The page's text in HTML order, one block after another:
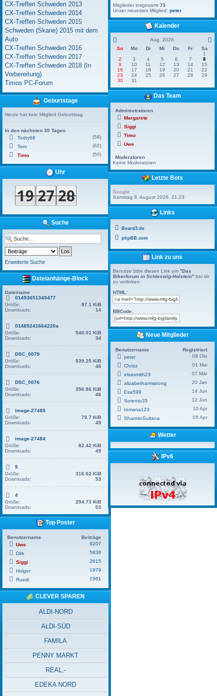
CX-Treffen Schweden 2013
CX-Treffen Schweden 2014
CX-Treffen Schweden 2015
Schweden (Skane) 2015 mit dem
Auto
CX-Treffen Schweden 2016
CX-Treffen Schweden 2017
CX-Treffen Schweden 2018 (In
Vorbereitung)
Timos PC-Forum
Geburtstage
Heute hat kein Mitglied Geburtstag
In den nächsten 30 Tagen
Todty68
(58)
Tom
(62)
Timo
(50)
Uhr
Suche
Erweiterte Suche
Dateianhänge-Block
Dateiname
01493651349477
Größe:
97.1 KiB
Downloads:
14
01489241664220a
Größe:
540.01 KiB
Downloads:
34
DSC_0079
Größe:
539.25 KiB
Downloads:
46
DSC_0076
Größe:
356.86 KiB
Downloads:
46
image-27485
Größe:
79.7 KiB
Downloads:
49
image-27484
Größe:
82.42 KiB
Downloads:
49
5
Größe:
316.62 KiB
Downloads:
53
4
Größe:
294.73 KiB
Downloads:
53
Top Poster
Benutzername
Beiträge
Uwe
8207
Dirk
5838
Siggi
2615
Holger
1979
Ruedi
1961
CLEVER SPAREN
ALDI-NORD
ALDI-SÜD
FAMILA
PENNY MARKT
REAL,-
EDEKA NORD
Mitglieder insgesamt73
Unser neuestes Mitglied:peter
Kalender
Aug. 2026
So
Mo Di Mi Do Fr
Sa
1
2
3 4 5 6 7
8
9
10 11 12 13 14
15
16
17 18 19 20 21
22
23
24 25 26 27 28
29
30
31
Das Team
Administratoren
Margarete
Siggi
Timo
Uwe
Moderatoren
Keine Moderatoren
Letzte Bots
Google
Samstag 8. August 2026, 21:23
Links
Board3.de
phpBB.com
Link zu uns
Benutze bitte diesen Link um "Das
Bikerforum in Schleswig-Holstein" bei dir
zu verlinken:
HTML:
BBCode:
Neue Mitglieder
Benutzername
Registriert
peter
08 Okt
Chrizz
01 Mai
elsasmith23
07 Mär
alizabetharmstrong
20 Jan
Esa599
14 Jun
Sorento35
12 Jun
romana123
10 Apr
SharminSultana
05 Apr
Wetter
IPv6